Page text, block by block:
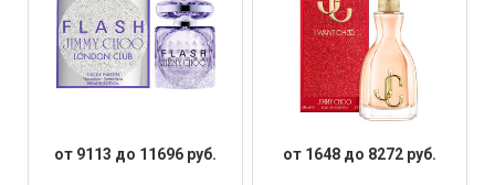
от 9113 до 11696 руб. от 1648 до 8272 руб.